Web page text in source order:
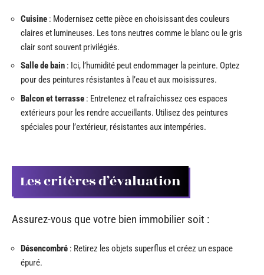
Cuisine : Modernisez cette pièce en choisissant des couleurs
claires et lumineuses. Les tons neutres comme le blanc ou le gris
clair sont souvent privilégiés.
Salle de bain : Ici, l’humidité peut endommager la peinture. Optez
pour des peintures résistantes à l’eau et aux moisissures.
Balcon et terrasse : Entretenez et rafraîchissez ces espaces
extérieurs pour les rendre accueillants. Utilisez des peintures
spéciales pour l’extérieur, résistantes aux intempéries.
Les critères d’évaluation
Assurez-vous que votre bien immobilier soit :
Désencombré : Retirez les objets superflus et créez un espace
épuré.